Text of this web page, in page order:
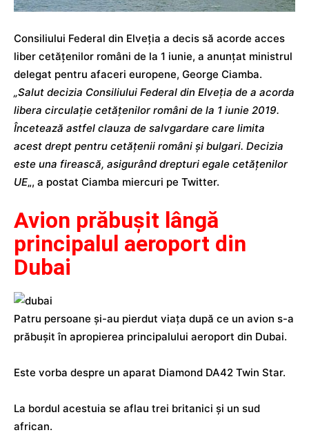
Consiliului Federal din Elveţia a decis să acorde acces
liber cetăţenilor români de la 1 iunie, a anunțat ministrul
delegat pentru afaceri europene, George Ciamba.
„Salut decizia Consiliului Federal din Elveţia de a acorda
libera circulaţie cetăţenilor români de la 1 iunie 2019.
Încetează astfel clauza de salvgardare care limita
acest drept pentru cetăţenii români şi bulgari. Decizia
este una firească, asigurând drepturi egale cetăţenilor
UE„, a postat Ciamba miercuri pe Twitter.
Avion prăbuşit lângă
principalul aeroport din
Dubai
Patru persoane şi-au pierdut viaţa după ce un avion s-a
prăbuşit în apropierea principalului aeroport din Dubai.
Este vorba despre un aparat Diamond DA42 Twin Star.
La bordul acestuia se aflau trei britanici şi un sud
african.